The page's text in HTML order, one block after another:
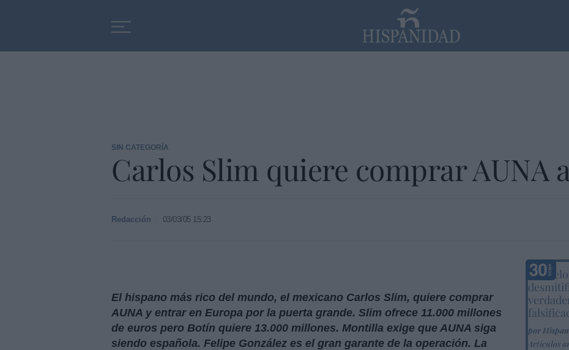
SIN CATEGORÍA
Carlos Slim quiere comprar AUNA
Redacción 03/03/05 15:23
El hispano más rico del mundo, el mexicano Carlos Slim, quiere comprar
AUNA y entrar en Europa por la puerta grande. Slim ofrece 11.000 millones
de euros pero Botín quiere 13.000 millones. Montilla exige que AUNA siga
siendo española. Felipe González es el gran garante de la operación. La
por
Artículos